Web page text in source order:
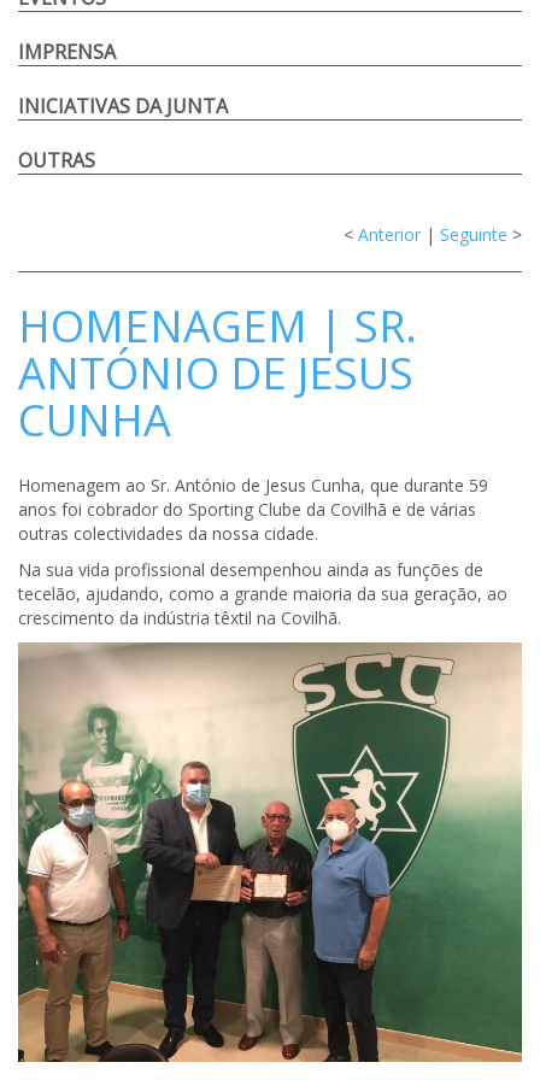
IMPRENSA
INICIATIVAS DA JUNTA
OUTRAS
< Anterior | Seguinte >
HOMENAGEM | SR.
ANTÓNIO DE JESUS
CUNHA
Homenagem ao Sr. António de Jesus Cunha, que durante 59
anos foi cobrador do Sporting Clube da Covilhã e de várias
outras colectividades da nossa cidade.
Na sua vida profissional desempenhou ainda as funções de
tecelão, ajudando, como a grande maioria da sua geração, ao
crescimento da indústria têxtil na Covilhã.